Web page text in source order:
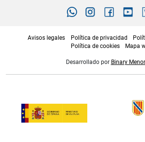
Avisos legales Política de privacidad
Política de cookies
Mapa
Desarrollado por Binary